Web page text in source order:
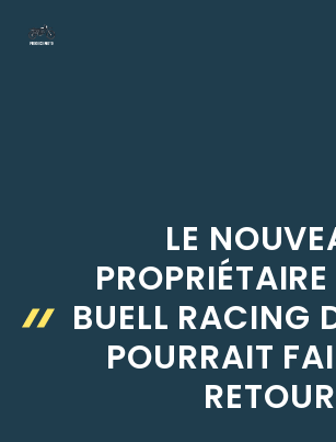
LE
PROPRIÉTAIRE
BUELL RACING
POURRAIT
RETOUR